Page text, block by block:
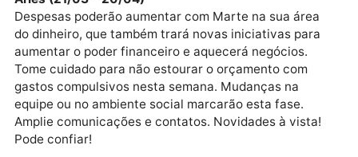
Áries (21/03 – 20/04)
Despesas poderão aumentar com Marte na sua área
do dinheiro, que também trará novas iniciativas para
aumentar o poder financeiro e aquecerá negócios.
Tome cuidado para não estourar o orçamento com